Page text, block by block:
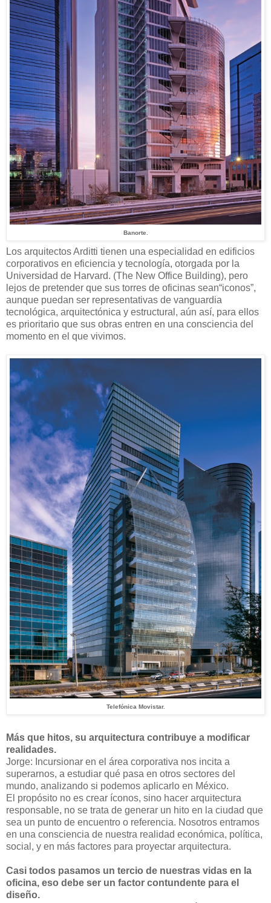
Banorte.
Los arquitectos Arditti tienen una especialidad en edificios
corporativos en eficiencia y tecnología, otorgada por la
Universidad de Harvard. (The New Office Building), pero
lejos de pretender que sus torres de oficinas sean“iconos”,
aunque puedan ser representativas de vanguardia
tecnológica, arquitectónica y estructural, aún así, para ellos
es prioritario que sus obras entren en una consciencia del
momento en el que vivimos.
Telefónica Movistar.
Más que hitos, su arquitectura contribuye a modificar
realidades.
Jorge: Incursionar en el área corporativa nos incita a
superarnos, a estudiar qué pasa en otros sectores del
mundo, analizando si podemos aplicarlo en México.
El propósito no es crear íconos, sino hacer arquitectura
responsable, no se trata de generar un hito en la ciudad que
sea un punto de encuentro o referencia. Nosotros entramos
en una consciencia de nuestra realidad económica, política,
social, y en más factores para proyectar arquitectura.
Casi todos pasamos un tercio de nuestras vidas en la
oficina, eso debe ser un factor contundente para el
diseño.